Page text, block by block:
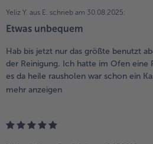
Yeliz Y. aus E. schrieb am 30.08.2025:
Etwas unbequem
Hab bis jetzt nur das größte benutzt
der Reinigung. Ich hatte im Ofen eine
es da heile rausholen war schon ein
mehr anzeigen